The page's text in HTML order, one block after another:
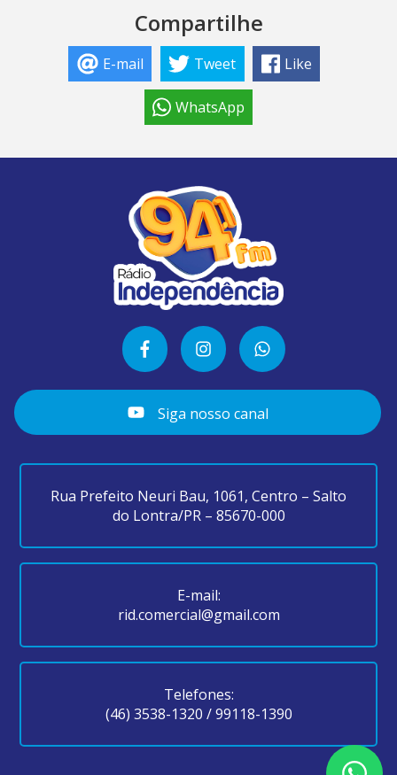
Compartilhe
E-mail Tweet Like
WhatsApp
Siga nosso canal
Rua Prefeito Neuri Bau, 1061, Centro – Salto
do Lontra/PR – 85670-000
E-mail:
rid.comercial@gmail.com
Telefones:
(46) 3538-1320 /99118-1390